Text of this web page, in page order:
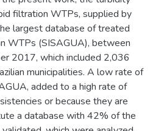
filtration WTPs, supplied by
largest database of treated
WTPs (SISAGUA), between
2017, which included 2,036
municipalities. A low rate of
added to a high rate of
or because they are
a database with 42% of the